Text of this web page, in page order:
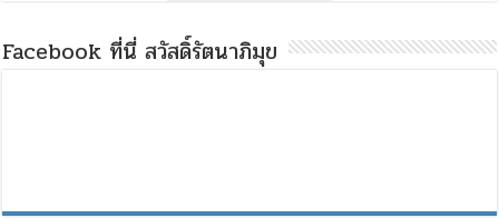
Facebook ที่นี่ สวัสดิ์รัตนาภิมุข